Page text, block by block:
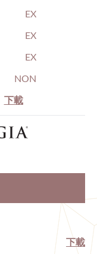
EX
EX
EX
NON
下載
下載